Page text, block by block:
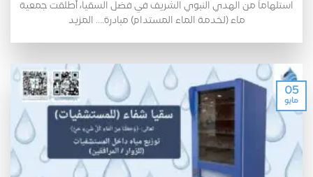
استلهاماً من الهدي النبوي الشريف في فضل السقيا، أطلقت جمعية
ماء (لخدمة الماء المستدام) مبادرة.... المزيد
05
مايو